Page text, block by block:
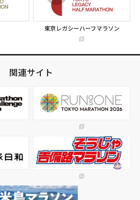
東京レガシーハーフマラソン
関連サイト